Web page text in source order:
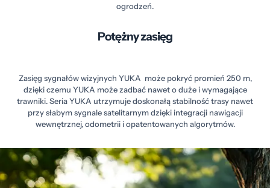
ogrodzeń.
Potężny zasięg
Zasięg sygnałów wizyjnych YUKA może pokryć promień 250 m,
dzięki czemu YUKA może zadbać nawet o duże i wymagające
trawniki. Seria YUKA utrzymuje doskonałą stabilność trasy nawet
przy słabym sygnale satelitarnym dzięki integracji nawigacji
wewnętrznej, odometrii i opatentowanych algorytmów.